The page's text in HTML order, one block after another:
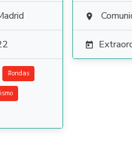
#ondas

